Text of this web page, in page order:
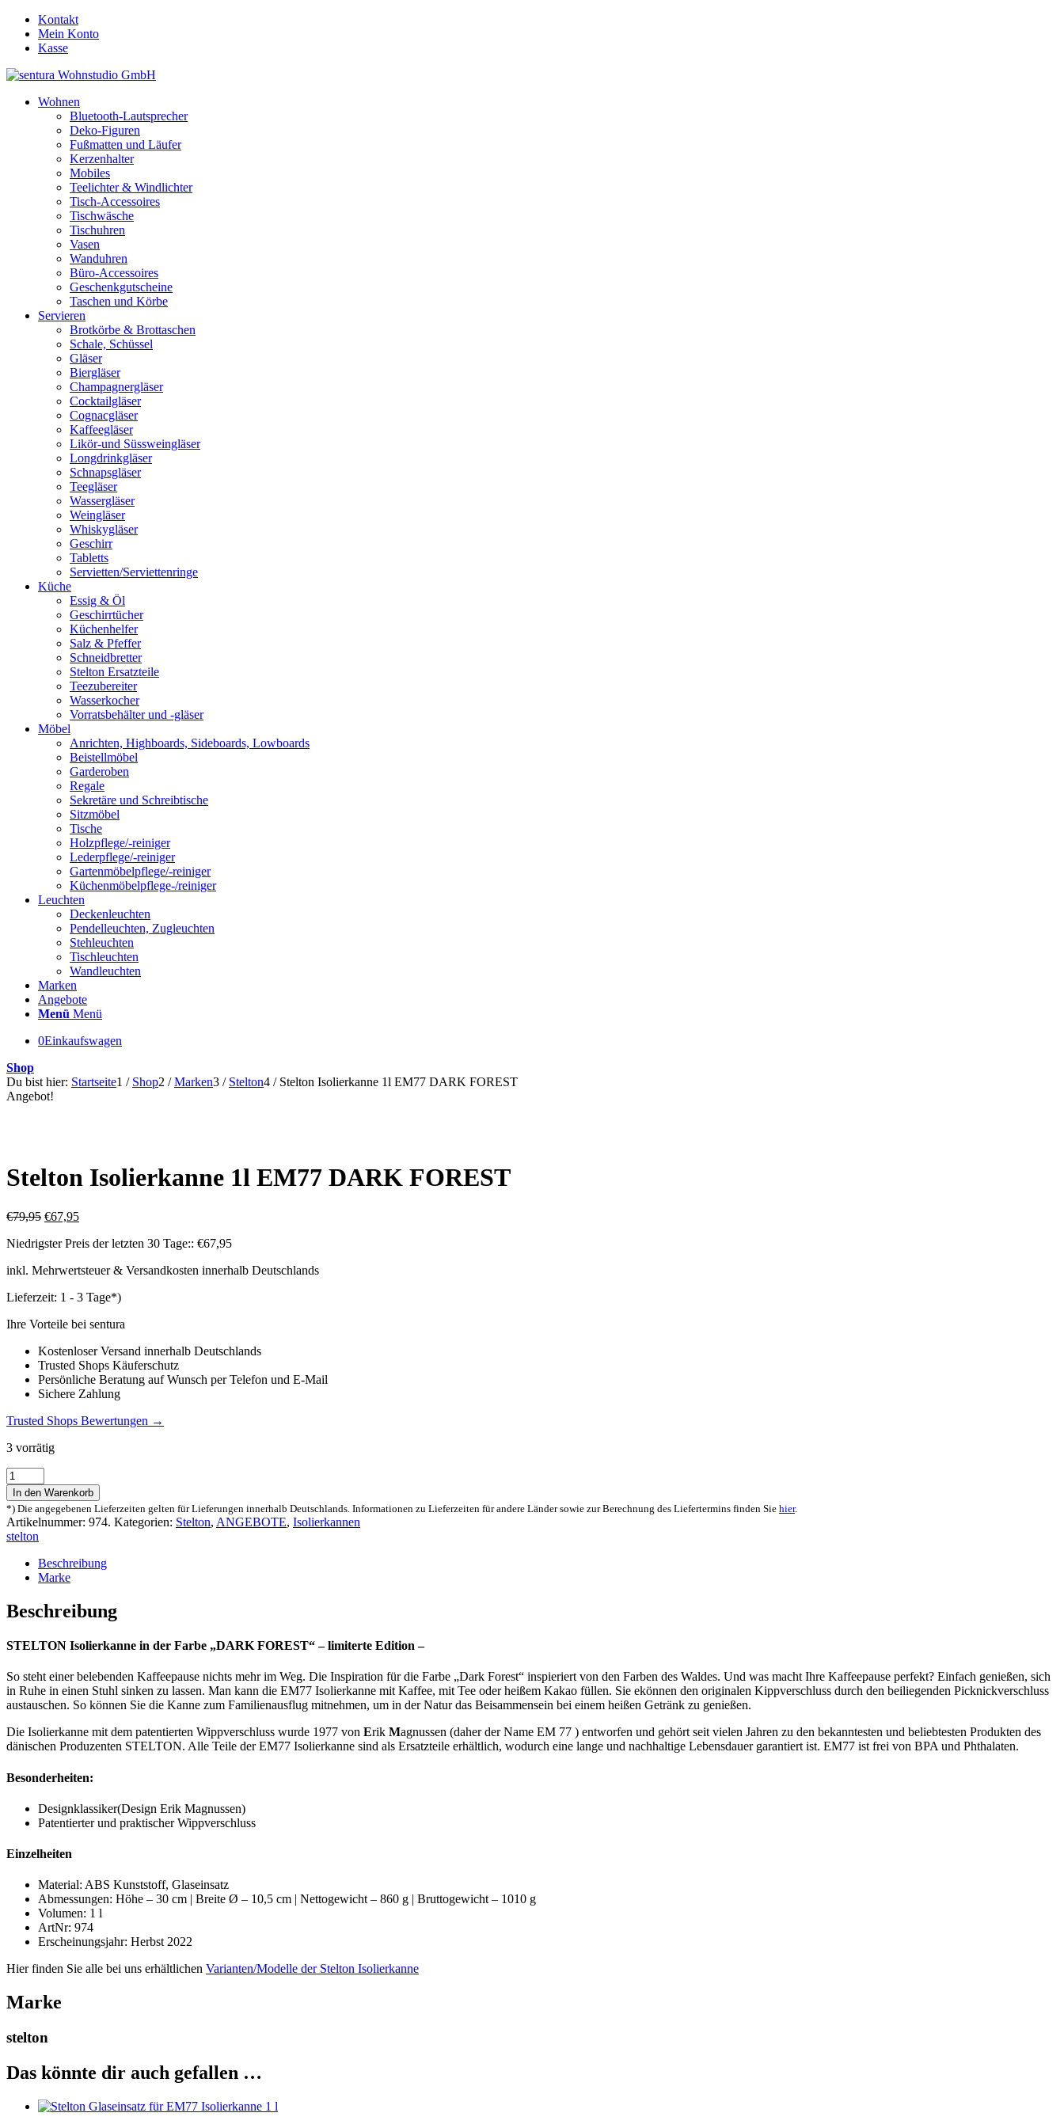
Kontakt
Mein Konto
Kasse
Wohnen
Bluetooth-Lautsprecher
Deko-Figuren
Fußmatten und Läufer
Kerzenhalter
Mobiles
Teelichter & Windlichter
Tisch-Accessoires
Tischwäsche
Tischuhren
Vasen
Wanduhren
Büro-Accessoires
Geschenkgutscheine
Taschen und Körbe
Servieren
Brotkörbe & Brottaschen
Schale, Schüssel
Gläser
Biergläser
Champagnergläser
Cocktailgläser
Cognacgläser
Kaffeegläser
Likör-und Süssweingläser
Longdrinkgläser
Schnapsgläser
Teegläser
Wassergläser
Weingläser
Whiskygläser
Geschirr
Tabletts
Servietten/Serviettenringe
Küche
Essig & Öl
Geschirrtücher
Küchenhelfer
Salz & Pfeffer
Schneidbretter
Stelton Ersatzteile
Teezubereiter
Wasserkocher
Vorratsbehälter und -gläser
Möbel
Anrichten, Highboards, Sideboards, Lowboards
Beistellmöbel
Garderoben
Regale
Sekretäre und Schreibtische
Sitzmöbel
Tische
Holzpflege/-reiniger
Lederpflege/-reiniger
Gartenmöbelpflege/-reiniger
Küchenmöbelpflege-/reiniger
Leuchten
Deckenleuchten
Pendelleuchten, Zugleuchten
Stehleuchten
Tischleuchten
Wandleuchten
Marken
Angebote
Menü Menü
0Einkaufswagen
Shop
Du bist hier: Startseite1 / Shop2 / Marken3 / Stelton4 / Stelton Isolierkanne 1l EM77 DARK FOREST
Angebot!
Stelton Isolierkanne 1l EM77 DARK FOREST
€79,95 Ursprünglicher
war:
€67,95Aktueller
ist:
Niedrigster Preis der letzten 30 Tage:: €67,95
inkl. Mehrwertsteuer & Versandkosten innerhalb Deutschlands
Lieferzeit: 1 - 3 Tage*)
Ihre Vorteile bei sentura
Kostenloser Versand innerhalb Deutschlands
Trusted Shops Käuferschutz
Persönliche Beratung auf Wunsch per Telefon und E-Mail
Sichere Zahlung
Trusted Shops Bewertungen →
3 vorrätig
Stelton
Isolierkanne
1l
EM77
DARK
FOREST
Menge
In den Warenkorb
*) Die angegebenen Lieferzeiten gelten für Lieferungen innerhalb Deutschlands. Informationen zu Lieferzeiten für andere Länder sowie zur Berechnung des Liefertermins finden Sie hier.
Artikelnummer: 974. Kategorien: Stelton, ANGEBOTE, Isolierkannen
stelton
Beschreibung
Marke
Beschreibung
STELTON Isolierkanne in der Farbe „DARK FOREST“ – limiterte Edition –
So steht einer belebenden Kaffeepause nichts mehr im Weg. Die Inspiration für die Farbe „Dark Forest“ inspieriert von den Farben des Waldes. Und was macht Ihre Kaffeepause perfekt? Einfach genießen, sich
in Ruhe in einen Stuhl sinken zu lassen. Man kann die EM77 Isolierkanne mit Kaffee, mit Tee oder heißem Kakao füllen. Sie ekönnen den originalen Kippverschluss durch den beiliegenden Picknickverschluss
austauschen. So können Sie die Kanne zum Familienausflug mitnehmen, um in der Natur das Beisammensein bei einem heißen Getränk zu genießen.
Die Isolierkanne mit dem patentierten Wippverschluss wurde 1977 von Erik Magnussen (daher der Name EM 77 ) entworfen und gehört seit vielen Jahren zu den bekanntesten und beliebtesten Produkten des
dänischen Produzenten STELTON. Alle Teile der EM77 Isolierkanne sind als Ersatzteile erhältlich, wodurch eine lange und nachhaltige Lebensdauer garantiert ist. EM77 ist frei von BPA und Phthalaten.
Besonderheiten:
Designklassiker(Design Erik Magnussen)
Patentierter und praktischer Wippverschluss
Einzelheiten
Material: ABS Kunststoff, Glaseinsatz
Abmessungen: Höhe – 30 cm | Breite Ø – 10,5 cm | Nettogewicht – 860 g | Bruttogewicht – 1010 g
Volumen: 1 l
ArtNr: 974
Erscheinungsjahr: Herbst 2022
Hier finden Sie alle bei uns erhältlichen Varianten/Modelle der Stelton Isolierkanne
Marke
stelton
Das könnte dir auch gefallen …